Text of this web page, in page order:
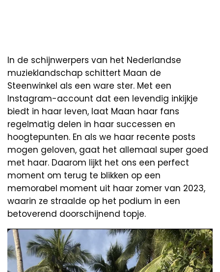
In de schijnwerpers van het Nederlandse
muzieklandschap schittert Maan de
Steenwinkel als een ware ster. Met een
Instagram-account dat een levendig inkijkje
biedt in haar leven, laat Maan haar fans
regelmatig delen in haar successen en
hoogtepunten. En als we haar recente posts
mogen geloven, gaat het allemaal super goed
met haar. Daarom lijkt het ons een perfect
moment om terug te blikken op een
memorabel moment uit haar zomer van 2023,
waarin ze straalde op het podium in een
betoverend doorschijnend topje.